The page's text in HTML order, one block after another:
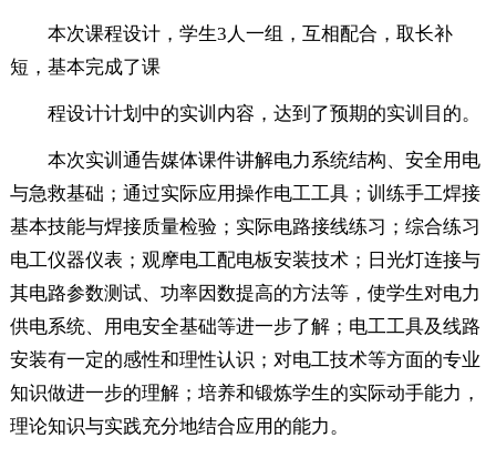
本次课程设计，学生3人一组，互相配合，取长补
短，基本完成了课
程设计计划中的实训内容，达到了预期的实训目的。
本次实训通告媒体课件讲解电力系统结构、安全用电
与急救基础；通过实际应用操作电工工具；训练手工焊接
基本技能与焊接质量检验；实际电路接线练习；综合练习
电工仪器仪表；观摩电工配电板安装技术；日光灯连接与
其电路参数测试、功率因数提高的方法等，使学生对电力
供电系统、用电安全基础等进一步了解；电工工具及线路
安装有一定的感性和理性认识；对电工技术等方面的专业
知识做进一步的理解；培养和锻炼学生的实际动手能力，
理论知识与实践充分地结合应用的能力。